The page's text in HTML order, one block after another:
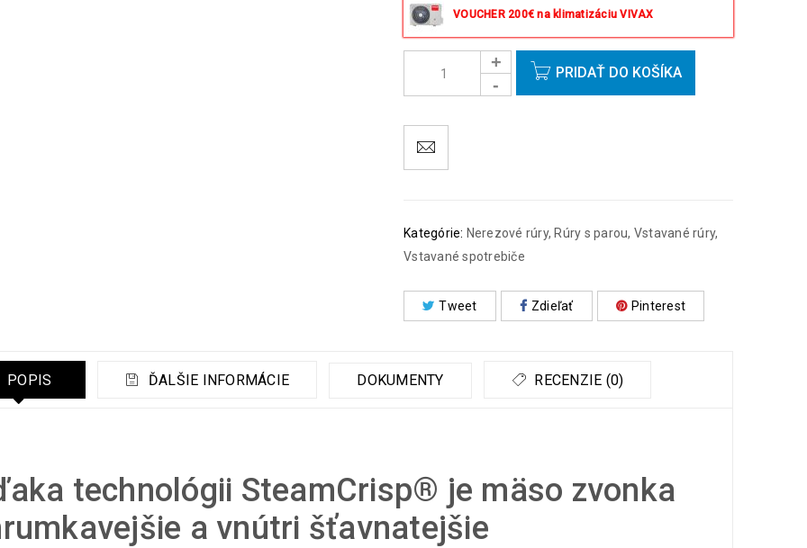
istý deň okrem víkendov a sviatkov.
VOUCHER 200€ na klimatizáciu VIVAX
PRIDAŤ DO KOŠÍKA
Kategórie: Nerezové rúry, Rúry s parou, Vstavané rúry,
Vstavané spotrebiče
Tweet Zdieľať Pinterest
POPIS ĎALŠIE INFORMÁCIE DOKUMENTY RECENZIE (0)
technológii SteamCrisp® je mäso zvonka
a vnútri šťavnatejšie